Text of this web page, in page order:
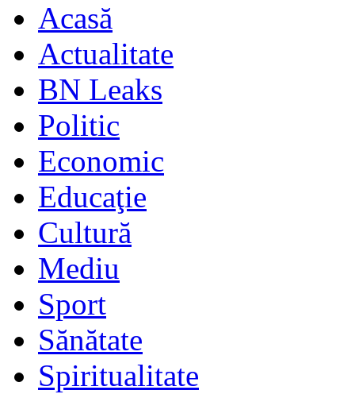
Acasă
Actualitate
BN Leaks
Politic
Economic
Educaţie
Cultură
Mediu
Sport
Sănătate
Spiritualitate